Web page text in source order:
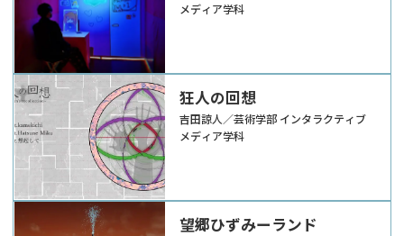
メディア学科
狂人の回想
吉田諒人／芸術学部 インタラクティブ
メディア学科
望郷ひずみーランド